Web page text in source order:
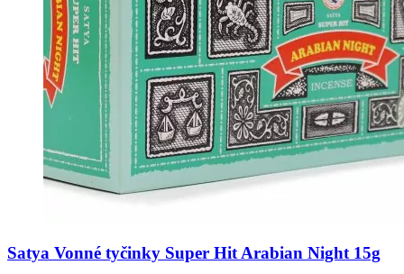
Satya Vonné tyčinky Super Hit Arabian Night 15g